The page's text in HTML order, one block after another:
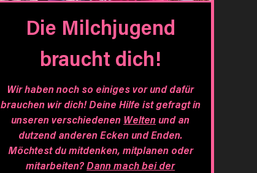
Die Milchjugend
braucht dich!
Wir haben noch so einiges vor und dafür
brauchen wir dich! Deine Hilfe ist gefragt in
unseren verschiedenen Weltenund an
dutzend anderen Ecken und Enden.
Möchtest du mitdenken, mitplanen oder
mitarbeiten?Dann mach bei der